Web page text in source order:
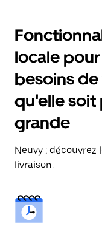
locale
besoins
qu'elle soit
grande
Neuvy : découvrez
livraison.